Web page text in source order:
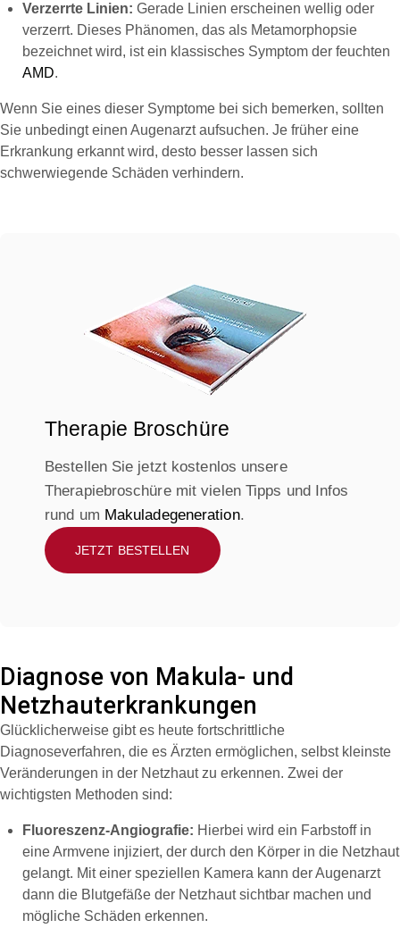
Verzerrte Linien: Gerade Linien erscheinen wellig oder
verzerrt. Dieses Phänomen, das als Metamorphopsie
bezeichnet wird, ist ein klassisches Symptom der feuchten
AMD.
Wenn Sie eines dieser Symptome bei sich bemerken, sollten
Sie unbedingt einen Augenarzt aufsuchen. Je früher eine
Erkrankung erkannt wird, desto besser lassen sich
schwerwiegende Schäden verhindern.
Therapie Broschüre
Bestellen Sie jetzt kostenlos unsere
Therapiebroschüre mit vielen Tipps und Infos
rund um Makuladegeneration.
JETZT BESTELLEN
Diagnose von Makula- und
Netzhauterkrankungen
Glücklicherweise gibt es heute fortschrittliche
Diagnoseverfahren, die es Ärzten ermöglichen, selbst kleinste
Veränderungen in der Netzhaut zu erkennen. Zwei der
wichtigsten Methoden sind:
Fluoreszenz-Angiografie: Hierbei wird ein Farbstoff in
eine Armvene injiziert, der durch den Körper in die Netzhaut
gelangt. Mit einer speziellen Kamera kann der Augenarzt
dann die Blutgefäße der Netzhaut sichtbar machen und
mögliche Schäden erkennen.